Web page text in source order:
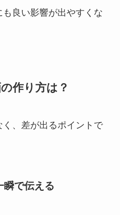
良い影響が出やすくな
作り方は？
、差が出るポイントで
で伝える